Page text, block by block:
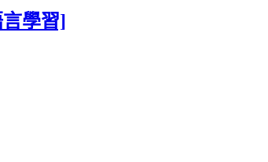
學習]